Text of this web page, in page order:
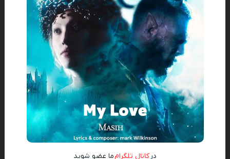
در کانال تلگرامما عضو شوید